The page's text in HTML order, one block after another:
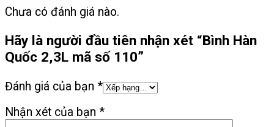
Chưa có đánh giá nào.
Hãy là người đầu tiên nhận xét “Bình Hàn
Quốc 2,3L mã số 110”
Đánh giá của bạn *
Nhận xét của bạn *